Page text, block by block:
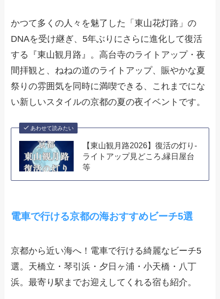
かつて多くの人々を魅了した「東山花灯路」の
DNAを受け継ぎ、5年ぶりにさらに進化して復活
する『東山観月路』。高台寺のライトアップ・夜
間拝観と、ねねの道のライトアップ、賑やかな夏
祭りの雰囲気を同時に満喫できる、これまでにな
い新しいスタイルの京都の夏の夜イベントです。
あわせて読みたい
【東山観月路2026】復活の灯り-
ライトアップ見どころ,縁日屋台
等
電車で行ける京都の海おすすめビーチ5選
京都から近い海へ！電車で行ける綺麗なビーチ5
選。天橋立・琴引浜・夕日ヶ浦・小天橋・八丁
浜。最寄り駅までお迎えしてくれる宿も紹介。